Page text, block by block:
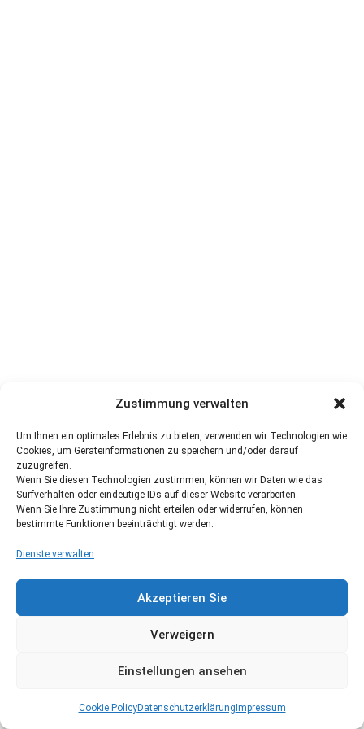
Zustimmung verwalten
Um Ihnen ein optimales Erlebnis zu bieten, verwenden wir Technologien wie
Cookies, um Geräteinformationen zu speichern und/oder darauf
zuzugreifen.
Wenn Sie diesen Technologien zustimmen, können wir Daten wie das
Surfverhalten oder eindeutige IDs auf dieser Website verarbeiten.
Wenn Sie Ihre Zustimmung nicht erteilen oder widerrufen, können
bestimmte Funktionen beeinträchtigt werden.
Dienste verwalten
Akzeptieren Sie
Verweigern
Einstellungen ansehen
Cookie PolicyDatenschutzerklärung Impressum